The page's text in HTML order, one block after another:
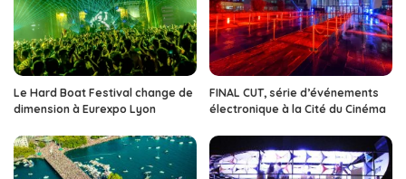
Le Hard Boat Festival change de
dimension à Eurexpo Lyon
FINAL CUT, série d’événements
électronique à la Cité du Cinéma